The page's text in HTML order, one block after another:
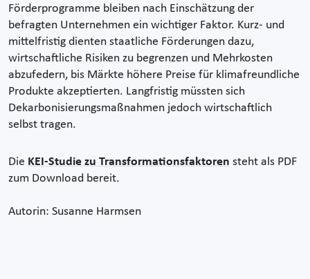
Förderprogramme bleiben nach Einschätzung der
befragten Unternehmen ein wichtiger Faktor. Kurz- und
mittelfristig dienten staatliche Förderungen dazu,
wirtschaftliche Risiken zu begrenzen und Mehrkosten
abzufedern, bis Märkte höhere Preise für klimafreundliche
Produkte akzeptierten. Langfristig müssten sich
Dekarbonisierungsmaßnahmen jedoch wirtschaftlich
selbst tragen.
Die KEI-Studie zu Transformationsfaktoren steht als PDF
zum Download bereit.
Autorin: Susanne Harmsen